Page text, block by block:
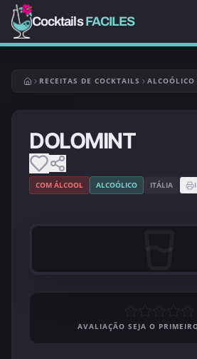
CocktailsFACILES
RECEITAS DE COCKTAILS ALCOÓLICO
DOLOMINT
COM ÁLCOOL ALCOÓLICO ITÁLIA
AVALIAÇÃO SEJA O